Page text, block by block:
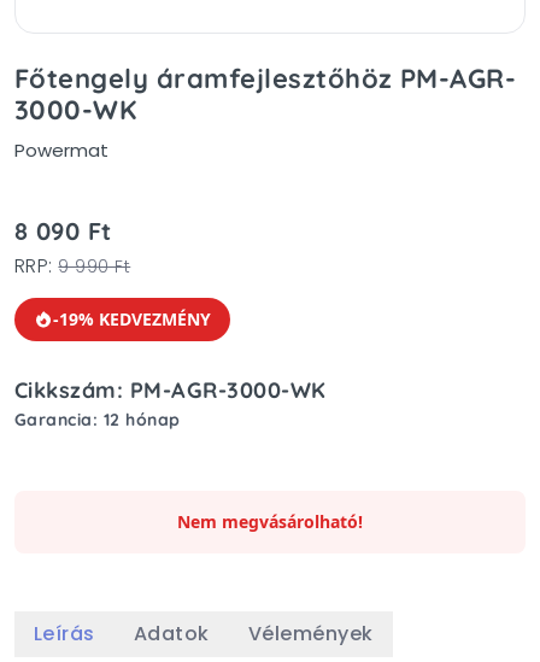
Főtengely áramfejlesztőhöz PM-AGR-
3000-WK
Powermat
8 090 Ft
RRP:9 990 Ft
-19% KEDVEZMÉNY
Cikkszám: PM-AGR-3000-WK
Garancia: 12 hónap
Nem megvásárolható!
Leírás Adatok Vélemények